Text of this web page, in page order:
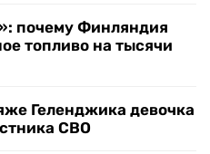
почему Финляндия
топливо на тысячи
Геленджика девочка
СВО